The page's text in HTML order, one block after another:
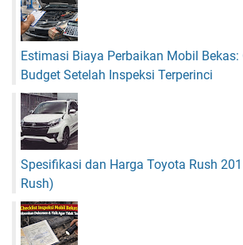
Estimasi Biaya Perbaikan Mobil
Budget Setelah Inspeksi Terperinci
Spesifikasi dan Harga Toyota Rush
Rush)